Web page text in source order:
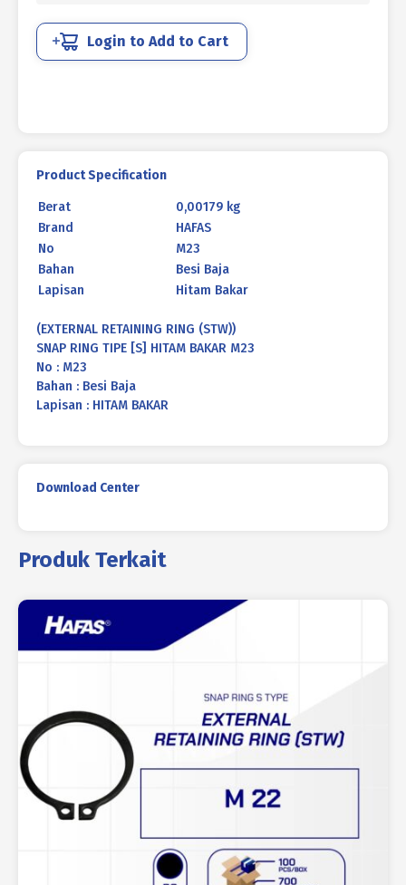
M23
Login to Add to Cart
Product Specification
Berat
0,00179 kg
Brand
HAFAS
No
M23
Bahan
Besi Baja
Lapisan
Hitam Bakar
(EXTERNAL RETAINING RING (STW))
SNAP RING TIPE [S] HITAM BAKAR M23
No : M23
Bahan : Besi Baja
Lapisan : HITAM BAKAR
Download Center
Produk Terkait